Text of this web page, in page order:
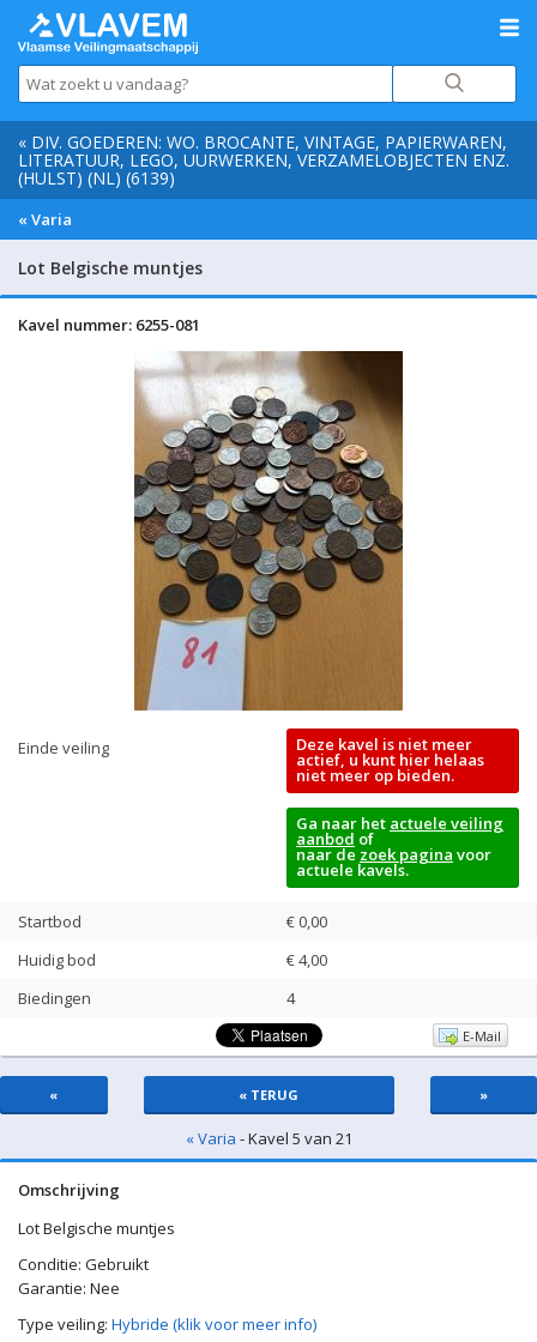
« DIV. GOEDEREN: WO. BROCANTE, VINTAGE, PAPIERWAREN,
LITERATUUR, LEGO, UURWERKEN, VERZAMELOBJECTEN ENZ.
(HULST) (NL) (6139)
« Varia
Lot Belgische muntjes
Kavel nummer: 6255-081
Einde veiling Deze kavel is niet meer
actief, u kunt hier helaas
niet meer op bieden.
Ga naar het actuele veiling
aanbod of
naar de zoek pagina voor
actuele kavels.
Startbod
€ 0,00
Huidig bod
€4,00
Biedingen
4
E-Mail
« « TERUG »
« Varia - Kavel 5 van 21
Omschrijving
Lot Belgische muntjes
Conditie: Gebruikt
Garantie: Nee
Type veiling: Hybride (klik voor meer info)